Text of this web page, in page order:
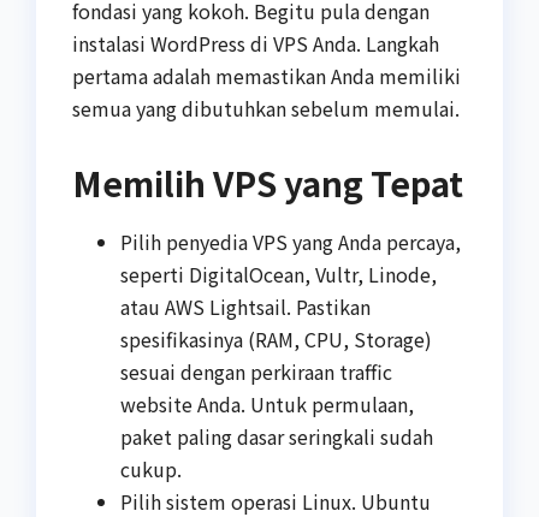
fondasi yang kokoh. Begitu pula dengan
instalasi WordPress di VPS Anda. Langkah
pertama adalah memastikan Anda memiliki
semua yang dibutuhkan sebelum memulai.
Memilih VPS yang Tepat
Pilih penyedia VPS yang Anda percaya,
seperti DigitalOcean, Vultr, Linode,
atau AWS Lightsail. Pastikan
spesifikasinya (RAM, CPU, Storage)
sesuai dengan perkiraan traffic
website Anda. Untuk permulaan,
paket paling dasar seringkali sudah
cukup.
Pilih sistem operasi Linux. Ubuntu